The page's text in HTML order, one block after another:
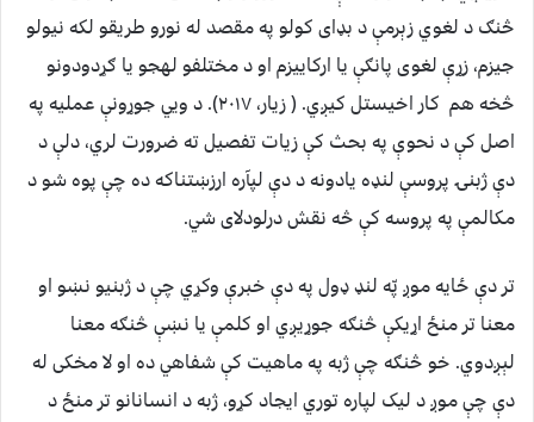
څنګ د لغوي زېرمې د بډای کولو په مقصد له نورو طریقو لکه نیولو
جیزم، زړې لغوی پانګې یا ارکاییزم او د مختلفو لهجو یا ګړدودونو
څخه هم کار اخیستل کیږي. ( زیار، ۲۰۱۷). د ویي جوړونې عملیه په
اصل کې د نحوې په بحث کې زیات تفصیل ته ضرورت لري، دلې د
دې ژبنۍ پروسې لنډه یادونه د دې لپآره ارزښتناکه ده چې پوه شو د
مکالمې په پروسه کې څه نقش درلودلای شي.
تر دې ځایه موږ پّه لنډ ډول په دې خبرې وکړي چې د ژبنیو نښو او
معنا تر منځ اړیکې څنګه جوړیږي او کلمې یا نښې څنګه معنا
لېږدوي. خو څنګه چې ژبه په ماهیت کې شفاهي ده او لا مخکی له
دې چې موږ د لیک لپاره توري ایجاد کړو، ژبه د انسانانو تر منځ د